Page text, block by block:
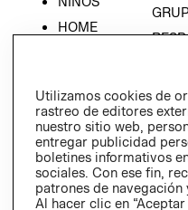
HOME
Utilizamos cookies de
rastreo de editores
nuestro sitio web,
entregar publicidad
boletines informativos
sociales. Con ese fin,
patrones de navegación
Al hacer clic en